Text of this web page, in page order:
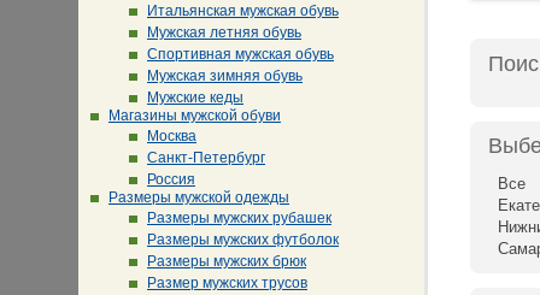
Итальянская мужская обувь
Мужская летняя обувь
Спортивная мужская обувь
Мужская зимняя обувь
Мужские кеды
Магазины мужской обуви
Москва
Санкт-Петербург
Россия
Размеры мужской одежды
Размеры мужских рубашек
Размеры мужских футболок
Размеры мужских брюк
Размер мужских трусов
Все